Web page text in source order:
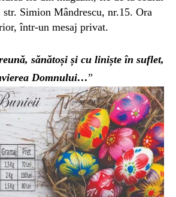
Simion Mândrescu, nr.15. Ora
într-un mesaj privat.
sănătoși și cu liniște în suflet,
Domnului…”